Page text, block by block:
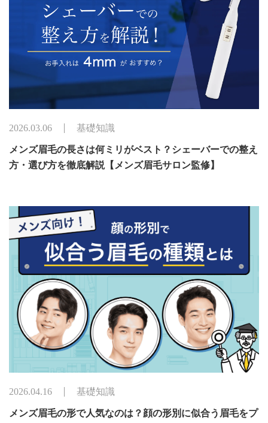
2026.03.06 基礎知識
メンズ眉毛の長さは何ミリがベスト？シェーバーでの整え
方・選び方を徹底解説【メンズ眉毛サロン監修】
2026.04.16 基礎知識
メンズ眉毛の形で人気なのは？顔の形別に似合う眉毛をプ